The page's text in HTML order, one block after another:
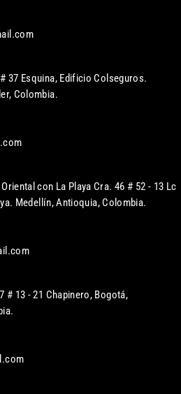
# 37 Esquina, Edificio Colseguros.
Colombia.
Oriental con La Playa Cra. 46 # 52 - 13 Lc
Medellín, Antioquia, Colombia.
# 13 - 21 Chapinero, Bogotá,